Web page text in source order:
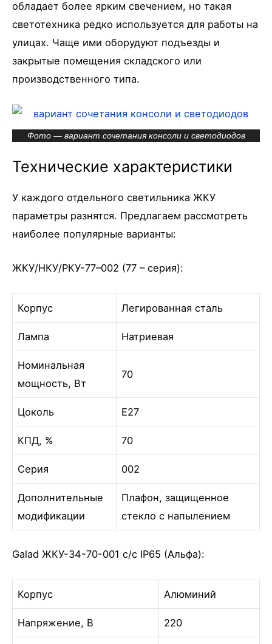
обладает более ярким свечением, но такая
светотехника редко используется для работы на
улицах. Чаще ими оборудуют подъезды и
закрытые помещения складского или
производственного типа.
Фото — вариант сочетания консоли и светодиодов
Технические характеристики
У каждого отдельного светильника ЖКУ
параметры разнятся. Предлагаем рассмотреть
наиболее популярные варианты:
ЖКУ/НКУ/РКУ-77–002 (77 – серия):
Корпус Легированная сталь
Лампа Натриевая
Номинальная
мощность, Вт
70
Цоколь Е27
КПД, % 70
Серия 002
Дополнительные
модификации
Плафон, защищенное
стекло с напылением
Galad ЖКУ-34-70-001 с/с IP65 (Альфа):
Корпус Алюминий
Напряжение, В 220